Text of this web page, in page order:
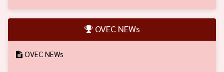
OVEC NEWs
OVEC NEWs